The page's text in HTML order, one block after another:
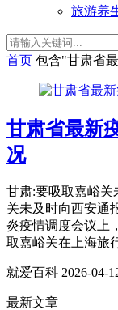
旅游养
首页 包含"甘肃省
甘肃省最新
况
甘肃:要吸取嘉峪
关未及时向西安通
炎疫情调度会议上
取嘉峪关在上海旅
就爱百科 2026-04-
最新文章